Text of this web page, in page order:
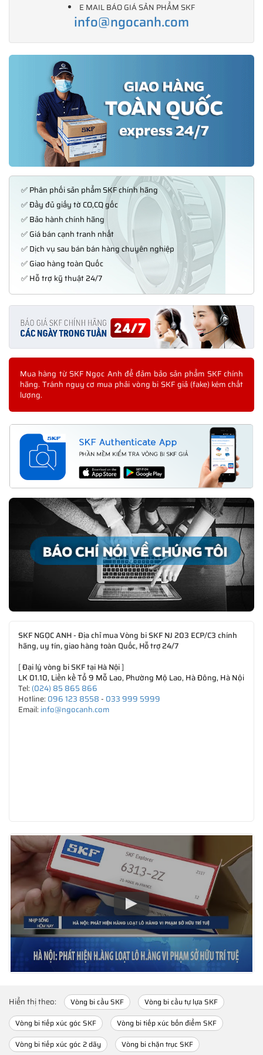
E MAIL BÁO GIÁ SẢN PHẨM SKF
info@ngocanh.com
✅ Phân phối sản phẩm SKF chính hãng
✅ Đầy đủ giấy tờ CO,CQ gốc
✅ Bảo hành chính hãng
✅ Giá bán cạnh tranh nhất
✅ Dịch vụ sau bán bán hàng chuyên nghiệp
✅ Giao hàng toàn Quốc
✅ Hỗ trợ kỹ thuật 24/7
Mua hàng từ SKF Ngọc Anh để đảm bảo sản phẩm SKF chính
hãng. Tránh nguy cơ mua phải vòng bi SKF giả (fake) kém chất
lượng.
SKF NGỌC ANH - Địa chỉ mua Vòng bi SKF NJ 203 ECP/C3 chính
hãng, uy tín, giao hàng toàn Quốc, Hỗ trợ 24/7
[Đại lý vòng bi SKF tại Hà Nội]
LK 01.10, Liền kề Tổ 9 Mỗ Lao, Phường Mộ Lao, Hà Đông, Hà Nội
Tel: (024) 85 865 866
Hotline: 096 123 8558- 033 999 5999
Email: info@ngocanh.com
Hiển thị theo: Vòng bi cầu SKF
Vòng bi cầu tự lựa SKF
Vòng bi tiếp xúc góc SKF
Vòng bi tiếp xúc bốn điểm SKF
Vòng bi tiếp xúc góc 2 dãy
Vòng bi chặn trục SKF